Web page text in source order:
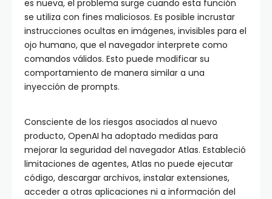
es nueva, el problema surge cuando esta función
se utiliza con fines maliciosos. Es posible incrustar
instrucciones ocultas en imágenes, invisibles para el
ojo humano, que el navegador interprete como
comandos válidos. Esto puede modificar su
comportamiento de manera similar a una
inyección de prompts.
Consciente de los riesgos asociados al nuevo
producto, OpenAI ha adoptado medidas para
mejorar la seguridad del navegador Atlas. Estableció
limitaciones de agentes, Atlas no puede ejecutar
código, descargar archivos, instalar extensiones,
acceder a otras aplicaciones ni a información del